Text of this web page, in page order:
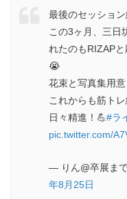
最後のセッション
この3ヶ月、三日
れたのもRIZAP
😭
花束と写真集用
これからも筋ト
日々精進！💪#ラ
pic.twitter.com/
— りん@卒展ま
年8月25日